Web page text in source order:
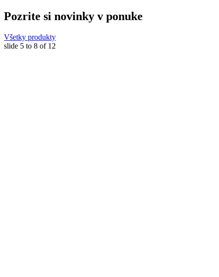
Pozrite si novinky v ponuke
Všetky produkty
slide 5 to 8 of 12